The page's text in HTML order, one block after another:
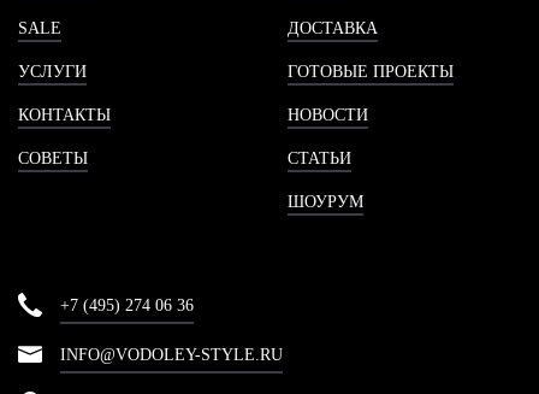
SALE
УСЛУГИ
КОНТАКТЫ
СОВЕТЫ
ДОСТАВКА
ГОТОВЫЕ ПРОЕКТЫ
НОВОСТИ
СТАТЬИ
ШОУРУМ
+7 (495) 274 06 36
INFO@VODOLEY-STYLE.RU